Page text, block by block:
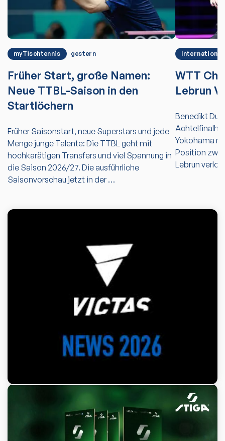
myTischtennis gestern
Früher Start, große Namen:
Neue TTBL-Saison in den
Startlöchern
Früher Saisonstart, neue Superstars und jede
Menge junge Talente: Die TTBL geht mit
hochkarätigen Transfers und viel Spannung in
die Saison 2026/27. Die ausführliche
Saisonvorschau jetzt in der …
International
WTT
Lebrun
Benedikt
Yokohama
Position
Lebrun